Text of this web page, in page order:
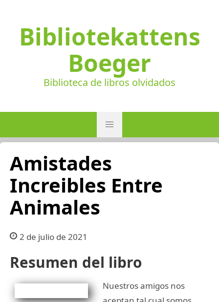
Bibliotekattens
Boeger
Biblioteca de libros olvidados
Amistades
Increibles Entre
Animales
2 de julio de 2021
Resumen del libro
Nuestros amigos nos